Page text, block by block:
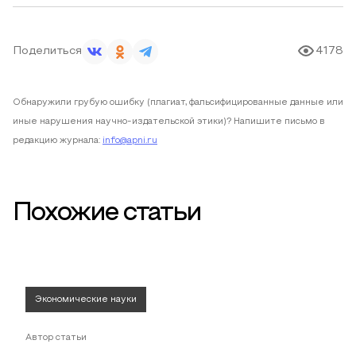
Поделиться 4178
Обнаружили грубую ошибку (плагиат, фальсифицированные данные или
иные нарушения научно-издательской этики)? Напишите письмо в
редакцию журнала: info@apni.ru
Похожие статьи
Экономические науки
Автор статьи